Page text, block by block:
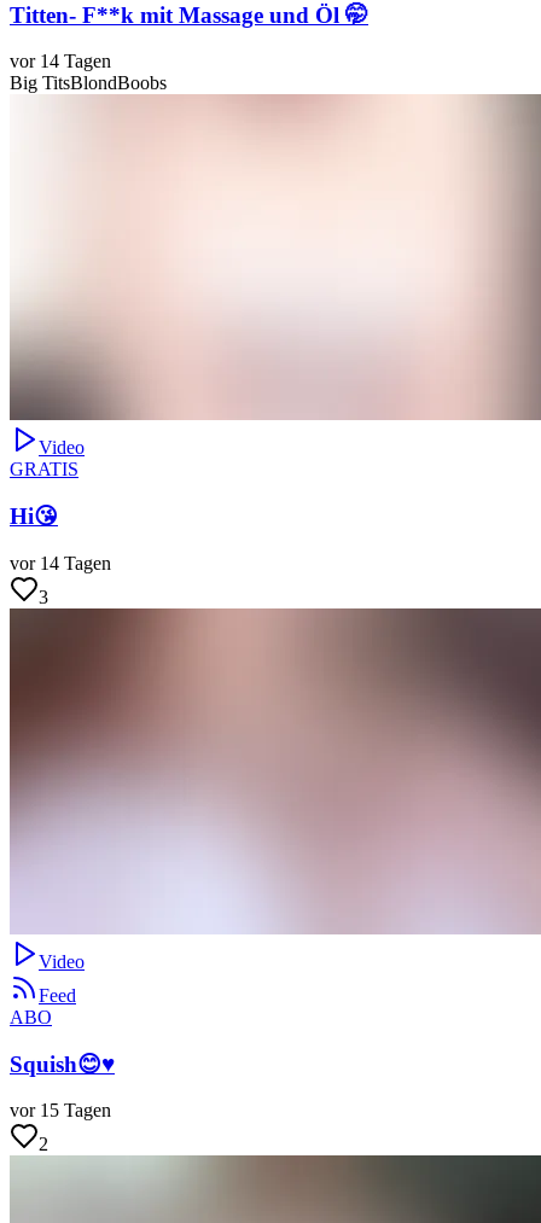
Titten- F**k mit Massage und Öl 🤭
vor 14 Tagen
Big TitsBlondBoobs
Video
GRATIS
Hi😘
vor 14 Tagen
3
Video
Feed
ABO
Squish😊♥️
vor 15 Tagen
2